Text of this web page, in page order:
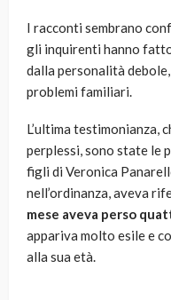
I racconti sembrano
gli inquirenti hanno
dalla personalità
problemi familiari.
L’ultima testimonianza,
perplessi, sono state le
figli di Veronica
nell’ordinanza, aveva
mese aveva perso
appariva molto esile e
alla sua età.